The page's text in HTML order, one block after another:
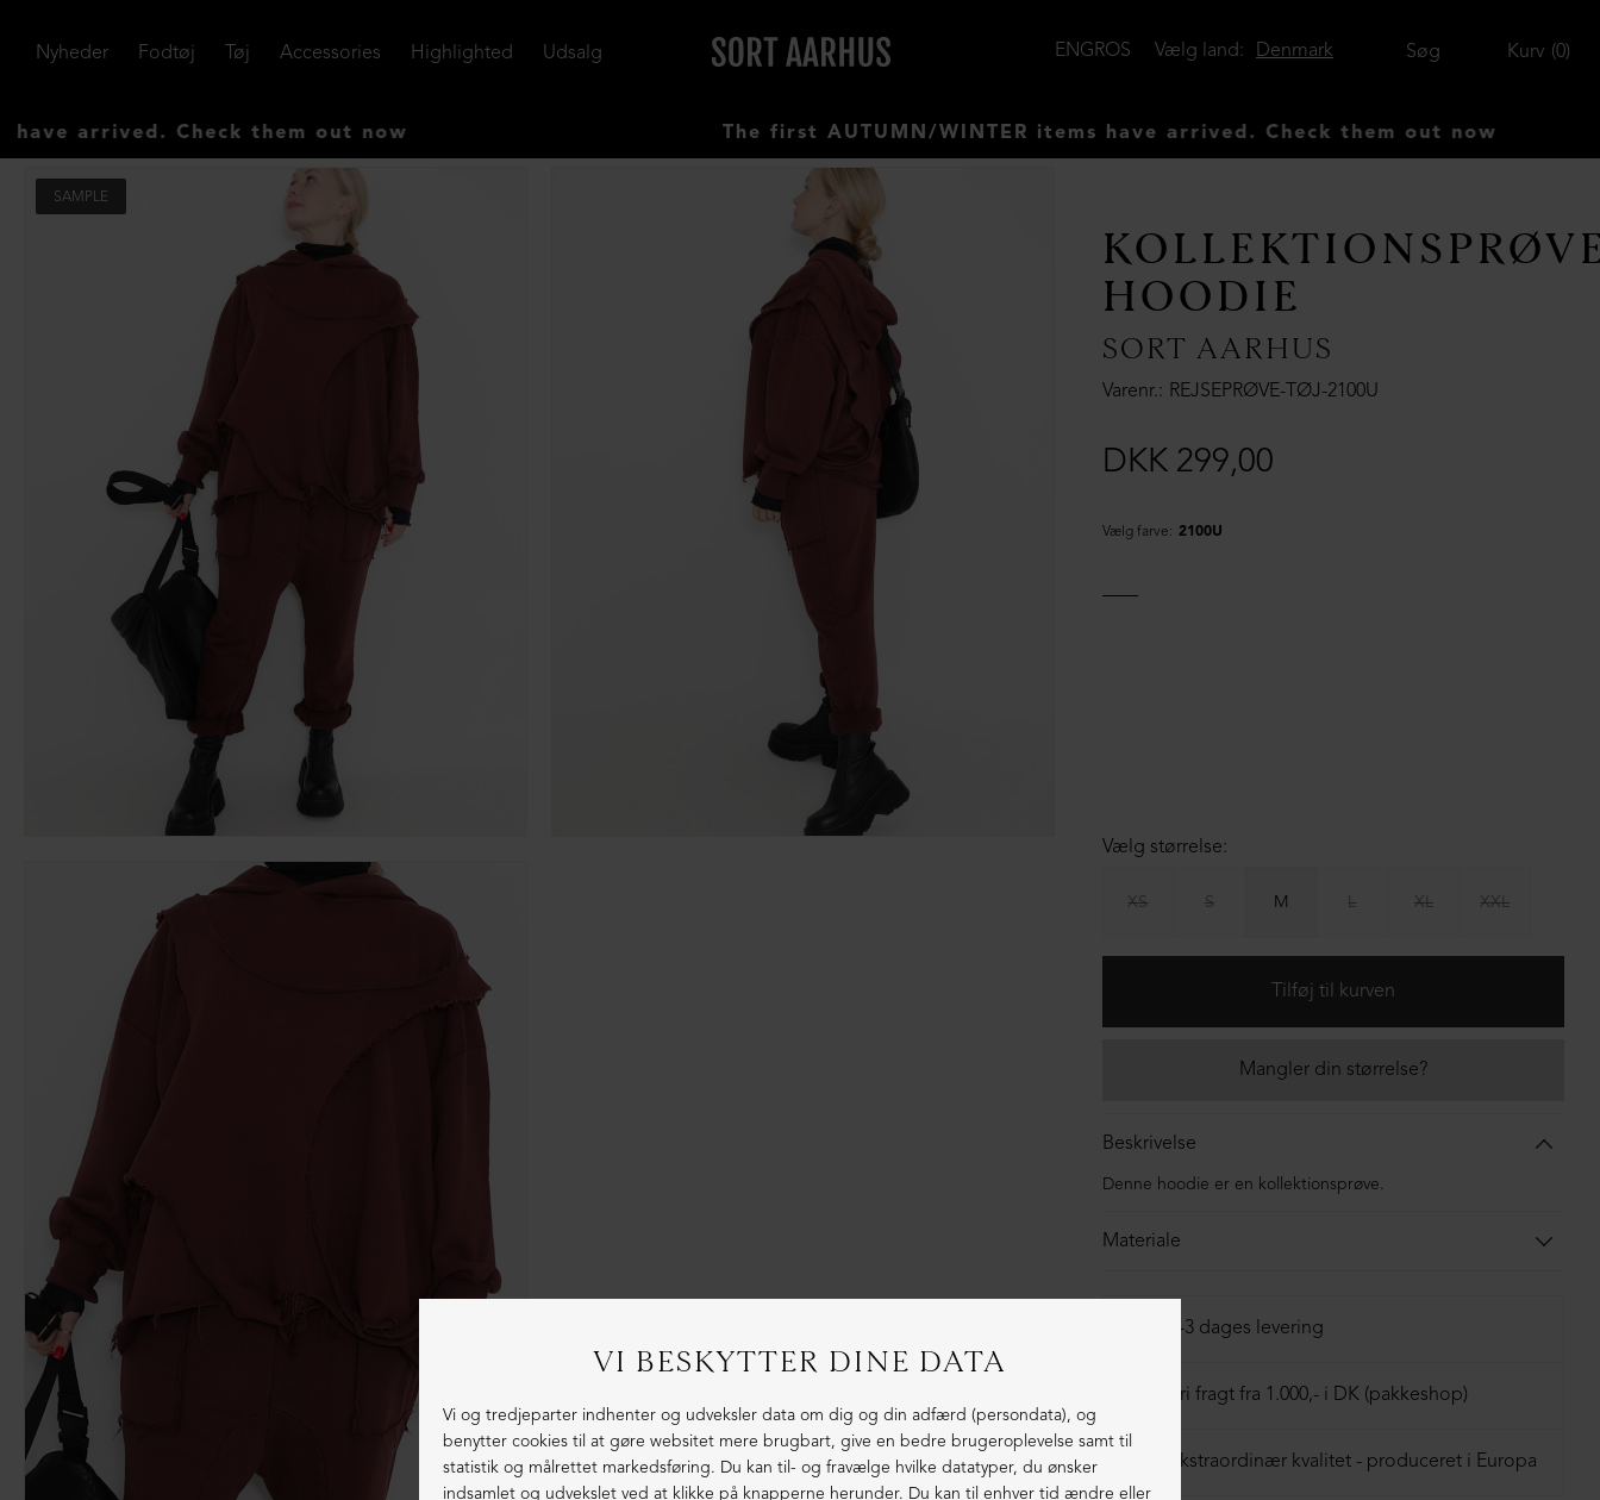
Nyheder Fodtøj Tøj Accessories Highlighted Udsalg Kurv 0
Søg
Denmark
Vælg land:
ENGROS
Check them out now The first AUTUMN/WINTER items have arrived. Check them out now
SAMPLE
HOODIE
SORT AARHUS
Varenr. REJSEPRØVE-TØJ-2100U
DKK 299,00
Vælg farve: 2100U
Vælg størrelse:
XS S M L XL XXL
Mangler din størrelse?
Beskrivelse
Denne hoodie er en kollektionsprøve.
Materiale
1-3 dages levering
Fri fragt fra 1.000,- i DK (pakkeshop)
Ekstraordinær kvalitet - produceret i Europa